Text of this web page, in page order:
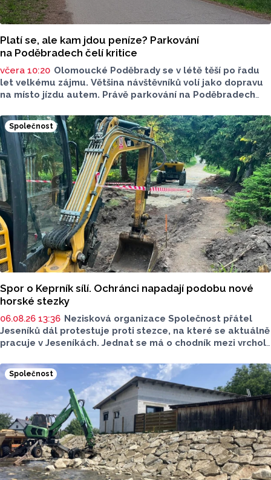
Platí se, ale kam jdou peníze? Parkování
na Poděbradech čelí kritice
včera 10:20 Olomoucké Poděbrady se v létě těší po řadu
let velkému zájmu. Většina návštěvníků volí jako dopravu
na místo jízdu autem. Právě parkování na Poděbradech
Na konci června vznikla na Facebooku stránka s názvem
Poděbrady bez závor a nelegálního parkovného, která
upozorňuje na nevyhovujcí situaci s parkováním
u oblíbeného olomouckého letoviska. Za iniciativou stojí
zastupitel města Olomouce, na jeho přání nebudeme
uvádět jeho identitu.
Společnost
Spor o Keprník sílí. Ochránci napadají podobu nové
horské stezky
06.08.26 13:36 Nezisková organizace Společnost přátel
Jeseníků dál protestuje proti stezce, na které se aktuálně
pracuje v Jeseníkách. Jednat se má o chodník mezi vrcholy
chodníku se podle odborníků příroda jen poškodí, chodník
mezi vrcholy podle nich není nutný.
Společnost